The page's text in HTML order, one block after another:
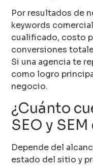
Por resultados de
keywords
cualificado, costo
conversiones
Si una agencia te
como logro
negocio.
¿Cuánto
SEO y
Depende del
estado del sitio y